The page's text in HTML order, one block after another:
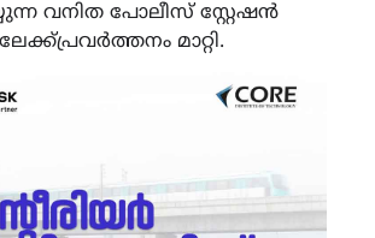
വനിത പോലീസ് സ്റ്റേഷന്‍
മാറ്റി.